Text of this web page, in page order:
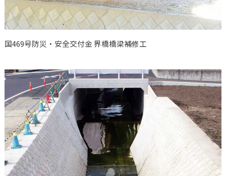
国469号防災・安全交付金 界橋橋梁補修工